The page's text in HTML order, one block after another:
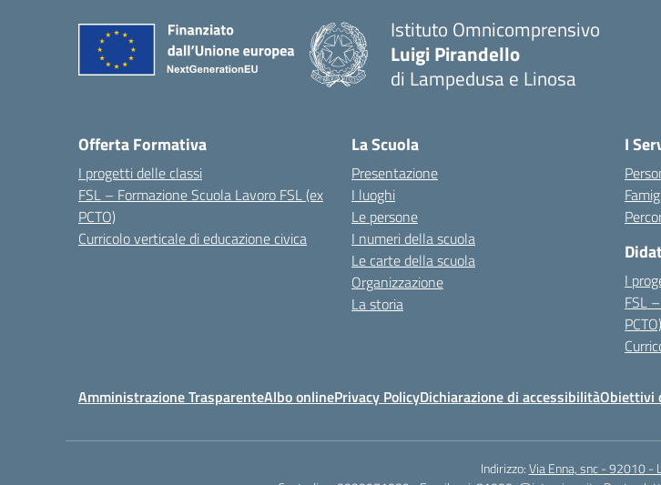
Istituto Omnicomprensivo
Luigi Pirandello
di Lampedusa e Linosa
Offerta Formativa
I progetti delle classi
FSL – Formazione Scuola Lavoro FSL (ex
PCTO)
Curricolo verticale di educazione civica
La Scuola
Presentazione
I luoghi
Le persone
I numeri della scuola
Le carte della scuola
Organizzazione
La storia
I
I
FSL
PCTO)
Amministrazione TrasparenteAlbo onlinePrivacy PolicyDichiarazione di accessibilitàObiettivi
Indirizzo:Via Enna, snc - 92010 -